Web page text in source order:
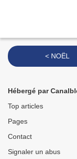
< NOËL
Hébergé par
Top articles
Pages
Contact
Signaler un abus